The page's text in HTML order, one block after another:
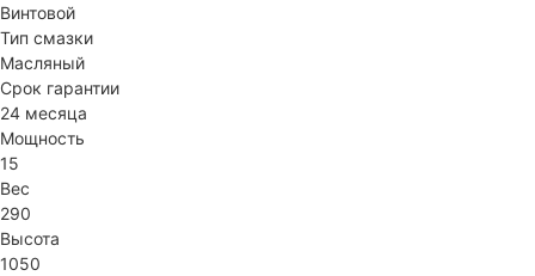
Винтовой
Тип смазки
Масляный
Срок гарантии
24 месяца
Мощность
15
Вес
290
Высота
1050